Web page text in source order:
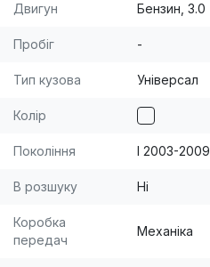
Двигун Бензин, 3.0
Пробіг -
Тип кузова Універсал
Колір
Покоління I 2003-2009
В розшуку Ні
Коробка
передач
Механіка